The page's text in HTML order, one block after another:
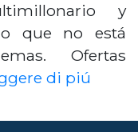
y
que no está
Ofertas
di piú